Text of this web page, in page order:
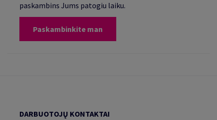
paskambins Jums patogiu laiku.
Paskambinkite man
DARBUOTOJŲ KONTAKTAI